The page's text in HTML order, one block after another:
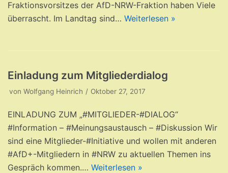
Fraktionsvorsitzes der AfD-NRW-Fraktion haben Viele
überrascht. Im Landtag sind… Weiterlesen »
Einladung zum Mitgliederdialog
von Wolfgang Heinrich Oktober 27, 2017
EINLADUNG ZUM „#MITGLIEDER-#DIALOG“
#Information – #Meinungsaustausch – #Diskussion Wir
sind eine Mitglieder-#Initiative und wollen mit anderen
#AfD+-Mitgliedern in #NRW zu aktuellen Themen ins
Gespräch kommen.… Weiterlesen »